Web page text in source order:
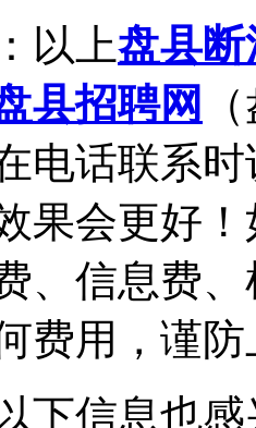
以上盘县
县招聘网
电话联系
果会更好
、信息费
费用，谨
下信息也感